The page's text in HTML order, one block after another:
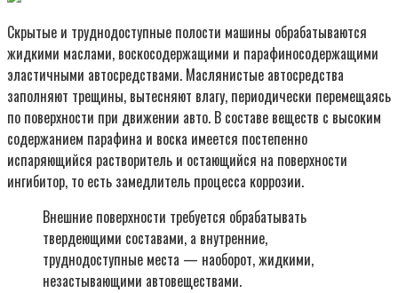
Скрытые и труднодоступные полости машины обрабатываются
жидкими маслами, воскосодержащими и парафиносодержащими
эластичными автосредствами. Маслянистые автосредства
заполняют трещины, вытесняют влагу, периодически перемещаясь
по поверхности при движении авто. В составе веществ с высоким
содержанием парафина и воска имеется постепенно
испаряющийся растворитель и остающийся на поверхности
ингибитор, то есть замедлитель процесса коррозии.
Внешние поверхности требуется обрабатывать
твердеющими составами, а внутренние,
труднодоступные места — наоборот, жидкими,
незастывающими автовеществами.